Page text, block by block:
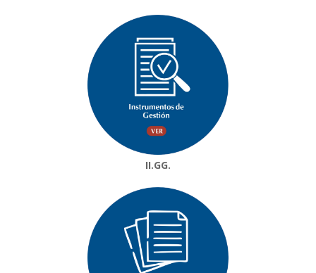
II.GG.